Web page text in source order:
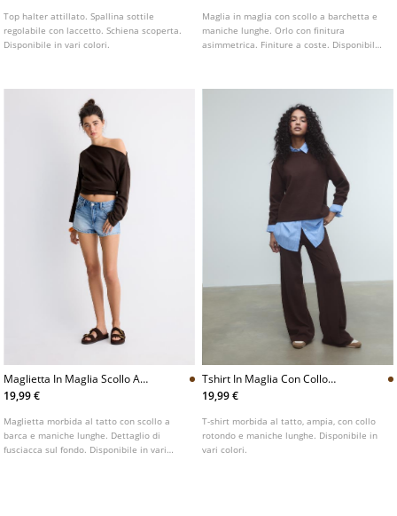
Top halter attillato. Spallina sottile
regolabile con laccetto. Schiena scoperta.
Disponibile in vari colori.
Maglia in maglia con scollo a barchetta e
maniche lunghe. Orlo con finitura
asimmetrica. Finiture a coste. Disponibile
Maglietta In Maglia Scollo A
Barca Con Fusciacca
19,99 €
Maglietta morbida al tatto con scollo a
barca e maniche lunghe. Dettaglio di
fusciacca sul fondo. Disponibile in vari
Tshirt In Maglia Con Collo
Rotondo
19,99 €
T-shirt morbida al tatto, ampia, con collo
rotondo e maniche lunghe. Disponibile in
vari colori.